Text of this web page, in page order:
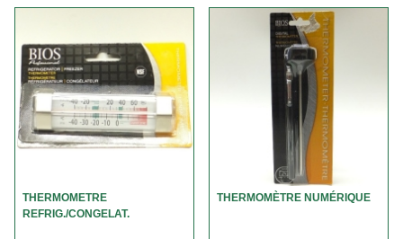
THERMOMETRE
REFRIG./CONGELAT.
THERMOMÈTRE NUMÉRIQUE